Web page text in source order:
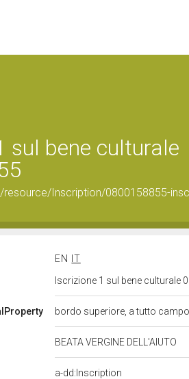
sul bene culturale
Inscription/0800158855-
EN
IT
Iscrizione 1 sul bene culturale
bordo superiore, a tutto
BEATA VERGINE DELL'AIUTO
a-dd:Inscription